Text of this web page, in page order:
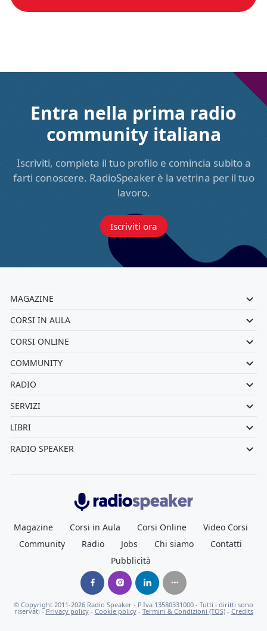
Entra nella prima radio
community italiana
Iscriviti, completa il tuo profilo e comincia subito a
farti conoscere. RadioSpeaker è la vetrina per il tuo
lavoro.
Iscriviti ora
MAGAZINE
CORSI IN AULA
CORSI ONLINE
COMMUNITY
RADIO
SERVIZI
LIBRI
RADIO SPEAKER
Radiospeaker.it
Magazine Corsi in Aula Corsi Online
Video Corsi
Community
Radio Jobs Chi siamo
Contatti
Pubblicità
© Copyright 2011-2026 Radio Speaker - P.Iva 13580331000 - Tutti i diritti sono
riservati -Privacy policy- Cookie policy- Termini & Condizioni (TOS)- Credits